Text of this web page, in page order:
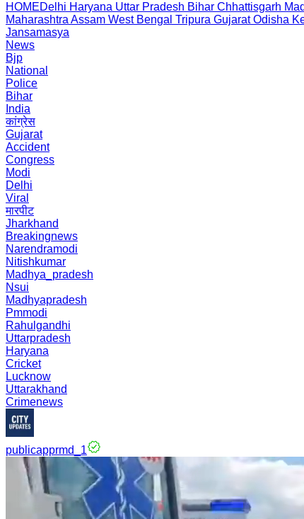
HOMEDelhi Haryana Uttar Pradesh Bihar Chhattisgarh
Maharashtra Assam West Bengal Tripura Gujarat Odisha
Jansamasya
News
Bjp
National
Police
Bihar
India
कांग्रेस
Gujarat
Accident
Congress
Modi
Delhi
Viral
मारपीट
Jharkhand
Breakingnews
Narendramodi
Nitishkumar
Madhya_pradesh
Nsui
Madhyapradesh
Pmmodi
Rahulgandhi
Uttarpradesh
Haryana
Cricket
Lucknow
Uttarakhand
Crimenews
publicapprmd_1